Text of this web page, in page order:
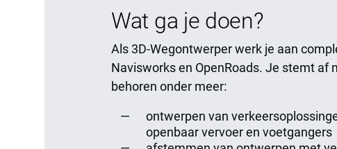
Wat ga je doen?
Als 3D-Wegontwerper werk je aan
Navisworks en OpenRoads. Je stemt af
behoren onder meer:
ontwerpen van
openbaar vervoer en voetgangers